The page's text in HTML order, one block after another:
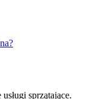
sprzątające.